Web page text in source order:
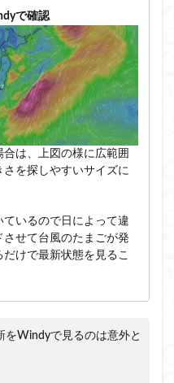
で確認
は、上図の様に広範囲
を探しやすいサイズに
いるので日によって違
せて台風のたまごが発
けで最新状態を見るこ
をWindyで見るのは意外と